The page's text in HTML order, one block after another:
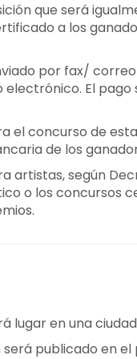
que será
a los
por fax/
El
el concurso de
de los
artistas, según
o los concursos
lugar en una
será publicado en